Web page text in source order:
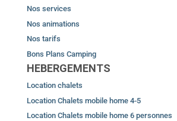
Nos services
Nos animations
Nos tarifs
Bons Plans Camping
HEBERGEMENTS
Location chalets
Location Chalets mobile home 4-5
Location Chalets mobile home 6 personnes